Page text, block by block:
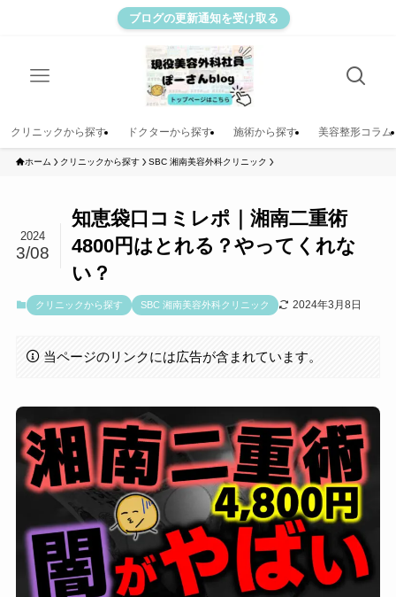
ブログの更新通知を受け取る
クリニックから探す ドクターから探す 施術から探す 美容整形コラム
ホーム クリニックから探す SBC 湘南美容外科クリニック
知恵袋口コミレポ｜湘南二重術
4800円はとれる？やってくれな
い？
2024
3/08
クリニックから探す SBC 湘南美容外科クリニック 2024年3月8日
当ページのリンクには広告が含まれています。